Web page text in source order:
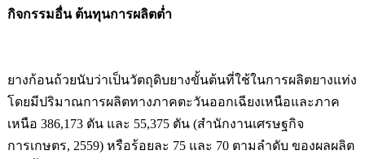
กิจกรรมอื่น ต้นทุนการผลิตต
ยางก้อนถ้วยนับว่าเป็นวัตถุดิบยางขั้นต้นที่ใช้ในการผลิตยางแท่ง
โดยมีปริมาณการผลิตทางภาคตะวันออกเฉียงเหนือและภาค
เหนือ 386,173 ตัน และ 55,375 ตัน (สนักงานเศรษฐกิจ
การเกษตร, 2559) หรือร้อยละ 75และ 70 ตามลำดับ ของผลผลิต